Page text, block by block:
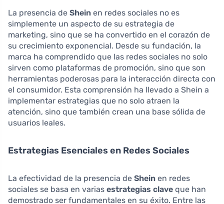
La presencia de Shein en redes sociales no es
simplemente un aspecto de su estrategia de
marketing, sino que se ha convertido en el corazón de
su crecimiento exponencial. Desde su fundación, la
marca ha comprendido que las redes sociales no solo
sirven como plataformas de promoción, sino que son
herramientas poderosas para la interacción directa con
el consumidor. Esta comprensión ha llevado a Shein a
implementar estrategias que no solo atraen la
atención, sino que también crean una base sólida de
usuarios leales.
Estrategias Esenciales en Redes Sociales
La efectividad de la presencia de Shein en redes
sociales se basa en varias estrategias clave que han
demostrado ser fundamentales en su éxito. Entre las